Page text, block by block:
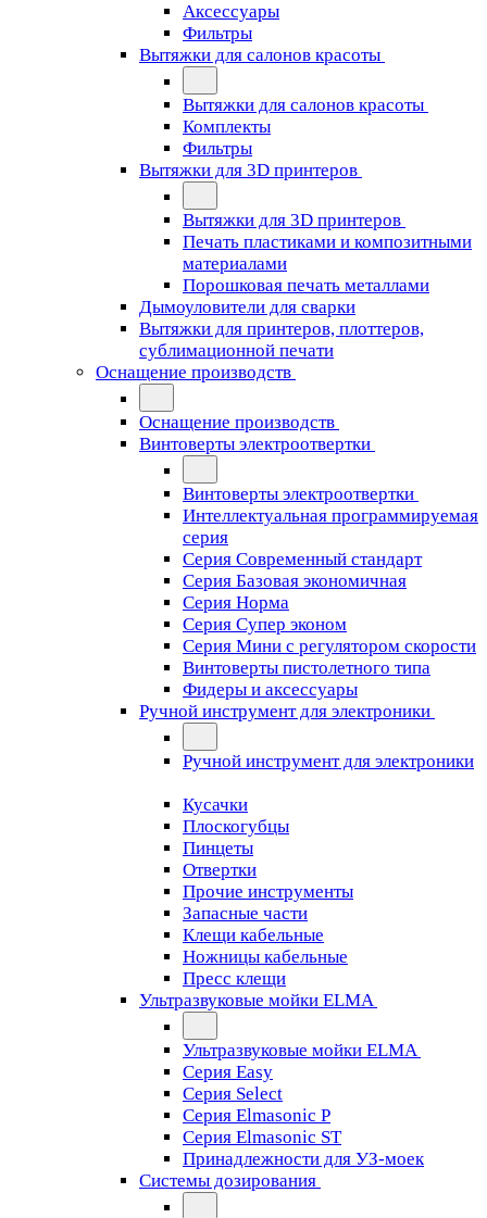
Аксессуары
Фильтры
Вытяжки для салонов красоты
Вытяжки для салонов красоты
Комплекты
Фильтры
Вытяжки для 3D принтеров
Вытяжки для 3D принтеров
Печать пластиками и композитными
материалами
Порошковая печать металлами
Дымоуловители для сварки
Вытяжки для принтеров, плоттеров,
сублимационной печати
Оснащение производств
Оснащение производств
Винтоверты электроотвертки
Винтоверты электроотвертки
Интеллектуальная программируемая
серия
Серия Современный стандарт
Серия Базовая экономичная
Серия Норма
Серия Cупер эконом
Серия Мини с регулятором скорости
Винтоверты пистолетного типа
Фидеры и аксессуары
Ручной инструмент для электроники
Ручной инструмент для электроники
Кусачки
Плоскогубцы
Пинцеты
Отвертки
Прочие инструменты
Запасные части
Клещи кабельные
Ножницы кабельные
Пресс клещи
Ультразвуковые мойки ELMA
Ультразвуковые мойки ELMA
Серия Easy
Серия Select
Серия Elmasonic P
Серия Elmasonic ST
Принадлежности для УЗ-моек
Системы дозирования